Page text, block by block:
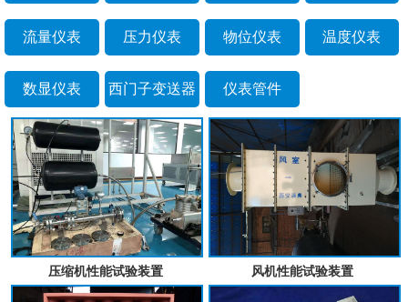
流量仪表 压力仪表 物位仪表 温度仪表
数显仪表 西门子变送器 仪表管件
压缩机性能试验装置 风机性能试验装置